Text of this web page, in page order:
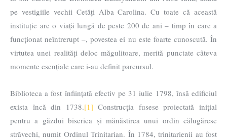
pe vestigiile vechii Cetăți Alba Carolina. Cu toate că această
instituție are o viață lungă de peste 200 de ani – timp în care a
funcționat neîntrerupt –, povestea ei nu este foarte cunoscută. În
virtutea unei realități deloc măgulitoare, merită punctate câteva
momente esențiale care i-au definit parcursul.
Biblioteca a fost înființată efectiv pe 31 iulie 1798, însă edificiul
exista încă din 1738.[1] Construcția fusese proiectată inițial
pentru a găzdui biserica și mănăstirea unui ordin călugăresc
străvechi, numit Ordinul Trinitarian. În 1784, trinitarienii au fost